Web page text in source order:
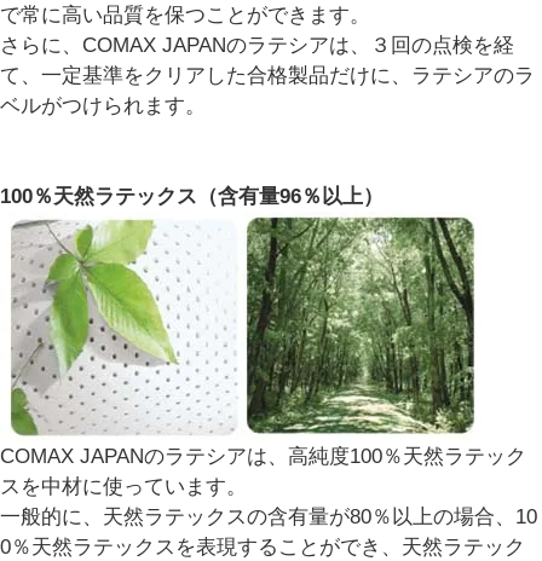
で常に高い品質を保つことができます。
さらに、COMAX JAPANのラテシアは、３回の点検を経
て、一定基準をクリアした合格製品だけに、ラテシアのラ
ベルがつけられます。
100％天然ラテックス（含有量96％以上）
COMAX JAPANのラテシアは、高純度100％天然ラテック
スを中材に使っています。
一般的に、天然ラテックスの含有量が80％以上の場合、10
0％天然ラテックスを表現することができ、天然ラテック